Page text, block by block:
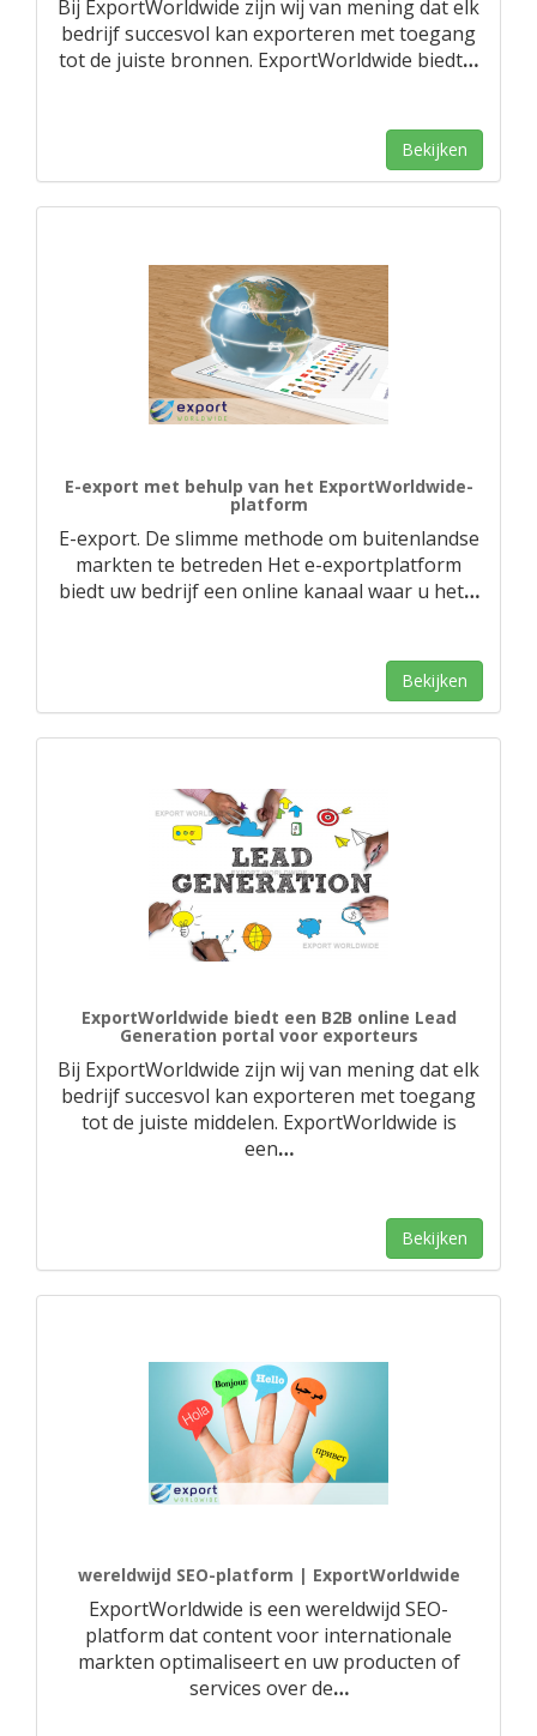
Bij ExportWorldwide zijn wij van mening dat elk
bedrijf succesvol kan exporteren met toegang
tot de juiste bronnen. ExportWorldwide biedt…
Bekijken
E-export met behulp van het ExportWorldwide-
platform
E-export. De slimme methode om buitenlandse
markten te betreden Het e-exportplatform
biedt uw bedrijf een online kanaal waar u het…
Bekijken
ExportWorldwide biedt een B2B online Lead
Generation portal voor exporteurs
Bij ExportWorldwide zijn wij van mening dat elk
bedrijf succesvol kan exporteren met toegang
tot de juiste middelen. ExportWorldwide is
een…
Bekijken
wereldwijd SEO-platform | ExportWorldwide
ExportWorldwide is een wereldwijd SEO-
platform dat content voor internationale
markten optimaliseert en uw producten of
services over de…